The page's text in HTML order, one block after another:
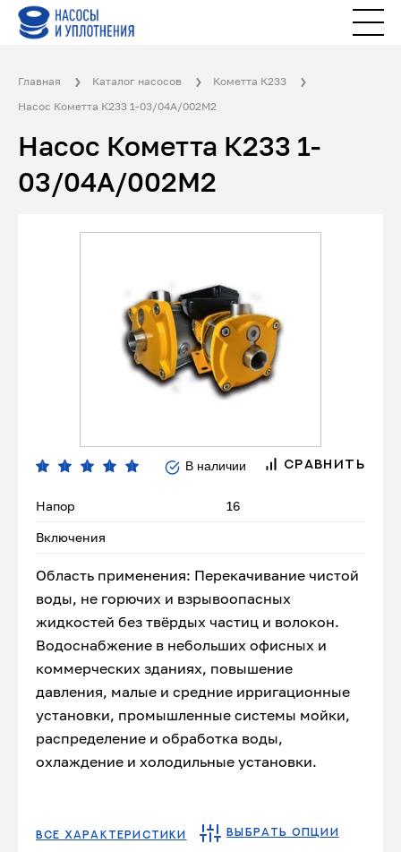
Главная Каталог насосов
Кометта К233
Насос Кометта К233 1-03/04А/002М2
Насос Кометта К233 1-
03/04А/002М2
В наличии СРАВНИТЬ
Напор 16
Включения
Область применения: Перекачивание чистой
воды, не горючих и взрывоопасных
жидкостей без твёрдых частиц и волокон.
Водоснабжение в небольших офисных и
коммерческих зданиях, повышение
давления, малые и средние ирригационные
установки, промышленные системы мойки,
распределение и обработка воды,
охлаждение и холодильные установки.
ВСЕ ХАРАКТЕРИСТИКИ ВЫБРАТЬ ОПЦИИ